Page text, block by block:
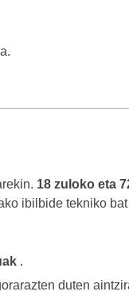
18 zuloko eta
ibilbide tekniko bat
.
duten